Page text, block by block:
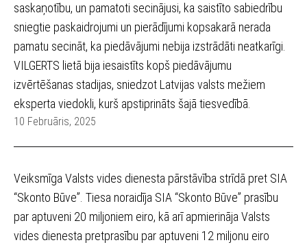
saskaņotību, un pamatoti secinājusi, ka saistīto sabiedrību
sniegtie paskaidrojumi un pierādījumi kopsakarā nerada
pamatu secināt, ka piedāvājumi nebija izstrādāti neatkarīgi.
VILGERTS lietā bija iesaistīts kopš piedāvājumu
izvērtēšanas stadijas, sniedzot Latvijas valsts mežiem
eksperta viedokli, kurš apstiprināts šajā tiesvedībā.
10 Februāris, 2025
Veiksmīga Valsts vides dienesta pārstāvība strīdā pret SIA
“Skonto Būve”. Tiesa noraidīja SIA “Skonto Būve” prasību
par aptuveni 20 miljoniem eiro, kā arī apmierināja Valsts
vides dienesta pretprasību par aptuveni 12 miljonu eiro